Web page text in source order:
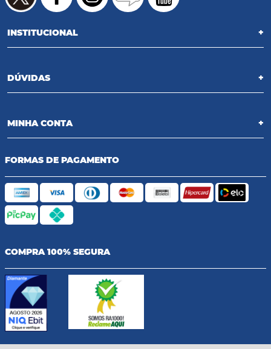
INSTITUCIONAL +
DÚVIDAS +
MINHA CONTA +
FORMAS DE PAGAMENTO
COMPRA 100% SEGURA